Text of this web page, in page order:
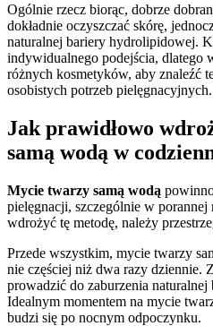
Ogólnie rzecz biorąc, dobrze
dokładnie oczyszczać skórę,
naturalnej bariery hydrolipidowej.
indywidualnego podejścia, dlatego
różnych kosmetyków, aby znaleźć
osobistych potrzeb pielęgnacyjnych.
Jak prawidłowo
samą wodą w
Mycie twarzy samą wodą
pielęgnacji, szczególnie w
wdrożyć tę metodę, należy
Przede wszystkim, mycie twarzy
nie częściej niż dwa razy dziennie.
prowadzić do zaburzenia
Idealnym momentem na mycie
budzi się po nocnym odpoczynku.